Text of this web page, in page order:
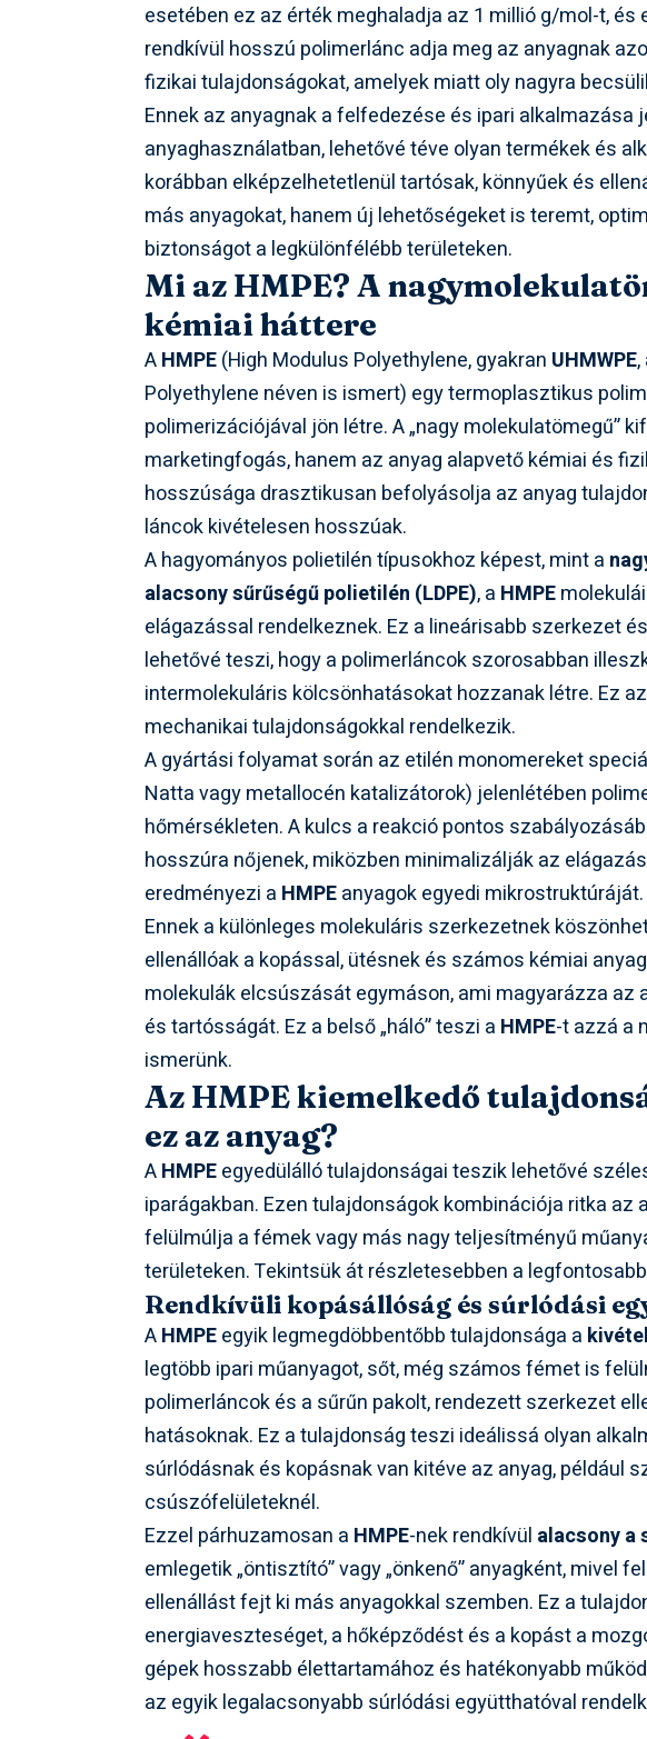
esetében ez az érték meghaladja az 1 millió g/mol-t, és
rendkívül hosszú polimerlánc adja meg az anyagnak
fizikai tulajdonságokat, amelyek miatt oly nagyra
Ennek az anyagnak a felfedezése és ipari
anyaghasználatban, lehetővé téve olyan termékek és
korábban elképzelhetetlenül tartósak, könnyűek és
más anyagokat, hanem új lehetőségeket is teremt,
biztonságot a legkülönfélébb területeken.
Mi az HMPE? A
kémiai háttere
AHMPE(High Modulus Polyethylene, gyakran UHMWPE
Polyethylene néven is ismert) egy termoplasztikus
polimerizációjával jön létre. A „nagy molekulatömegű”
marketingfogás, hanem az anyag alapvető kémiai és
hosszúsága drasztikusan befolyásolja az anyag
láncok kivételesen hosszúak.
A hagyományos polietilén típusokhoz képest, mint a
alacsony sűrűségű polietilén (LDPE), a HMPE
elágazással rendelkeznek. Ez a lineárisabb szerkezet
lehetővé teszi, hogy a polimerláncok szorosabban
intermolekuláris kölcsönhatásokat hozzanak létre. Ez
mechanikai tulajdonságokkal rendelkezik.
A gyártási folyamat során az etilén monomereket
Natta vagy metallocén katalizátorok) jelenlétében
hőmérsékleten. A kulcs a reakció pontos
hosszúra nőjenek, miközben minimalizálják az
eredményezi a HMPEanyagok egyedi mikrostruktúráját.
Ennek a különleges molekuláris szerkezetnek
ellenállóak a kopással, ütésnek és számos kémiai
molekulák elcsúszását egymáson, ami magyarázza az
és tartósságát. Ez a belső „háló” teszi a HMPE-t azzá a
ismerünk.
Az HMPE kiemelkedő
ez az anyag?
AHMPEegyedülálló tulajdonságai teszik lehetővé
iparágakban. Ezen tulajdonságok kombinációja ritka az
felülmúlja a fémek vagy más nagy teljesítményű
területeken. Tekintsük át részletesebben a
Rendkívüli kopásállóság és súrlódási
AHMPEegyik legmegdöbbentőbb tulajdonsága a
legtöbb ipari műanyagot, sőt, még számos fémet is
polimerláncok és a sűrűn pakolt, rendezett szerkezet
hatásoknak. Ez a tulajdonság teszi ideálissá olyan
súrlódásnak és kopásnak van kitéve az anyag, például
csúszófelületeknél.
Ezzel párhuzamosan a HMPE-nek rendkívül alacsony a
emlegetik „öntisztító” vagy „önkenő” anyagként, mivel
ellenállást fejt ki más anyagokkal szemben. Ez a
energiaveszteséget, a hőképződést és a kopást a
gépek hosszabb élettartamához és hatékonyabb
az egyik legalacsonyabb súrlódási együtthatóval